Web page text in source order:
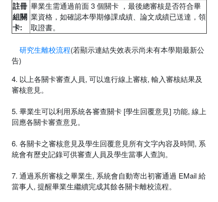
註冊
組關
卡:
畢業生需通過前面 3 個關卡 ，最後總審核是否符合畢
業資格，如確認本學期修課成績、論文成績已送達，領
取證書。
研究生離校流程(若顯示連結失效表示尚未有本學期最新公
告)
4. 以上各關卡審查人員, 可以進行線上審核, 輸入審核結果及
審核意見。
5. 畢業生可以利用系統各審查關卡 [學生回覆意見] 功能, 線上
回應各關卡審查意見。
6. 各關卡之審核意見及學生回覆意見所有文字內容及時間, 系
統會有歷史記錄可供審查人員及學生當事人查詢。
7. 通過系所審核之畢業生, 系統會自動寄出初審通過 EMail 給
當事人, 提醒畢業生繼續完成其餘各關卡離校流程。